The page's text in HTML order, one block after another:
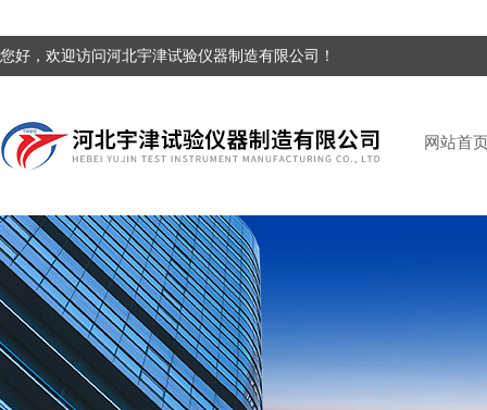
您好，欢迎访问河北宇津试验仪器制造有限公司！
网站首